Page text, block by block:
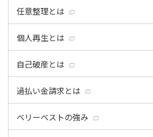
任意整理とは
個人再生とは
自己破産とは
過払い金請求とは
ベリーベストの強み